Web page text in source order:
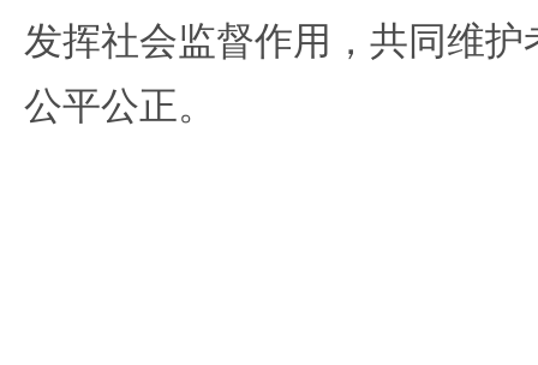
发挥社会监督作用，共同维
公平公正。